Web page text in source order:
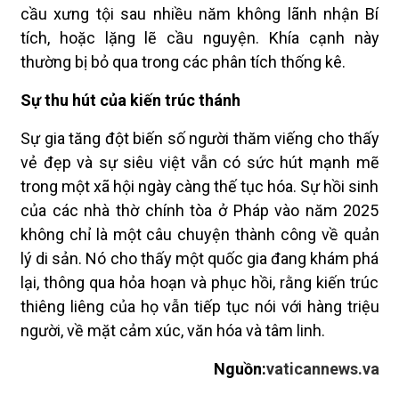
cầu xưng tội sau nhiều năm không lãnh nhận Bí
tích, hoặc lặng lẽ cầu nguyện. Khía cạnh này
thường bị bỏ qua trong các phân tích thống kê.
Sự thu hút của kiến trúc thánh
Sự gia tăng đột biến số người thăm viếng cho thấy
vẻ đẹp và sự siêu việt vẫn có sức hút mạnh mẽ
trong một xã hội ngày càng thế tục hóa. Sự hồi sinh
của các nhà thờ chính tòa ở Pháp vào năm 2025
không chỉ là một câu chuyện thành công về quản
lý di sản. Nó cho thấy một quốc gia đang khám phá
lại, thông qua hỏa hoạn và phục hồi, rằng kiến trúc
thiêng liêng của họ vẫn tiếp tục nói với hàng triệu
người, về mặt cảm xúc, văn hóa và tâm linh.
Nguồn:vaticannews.va